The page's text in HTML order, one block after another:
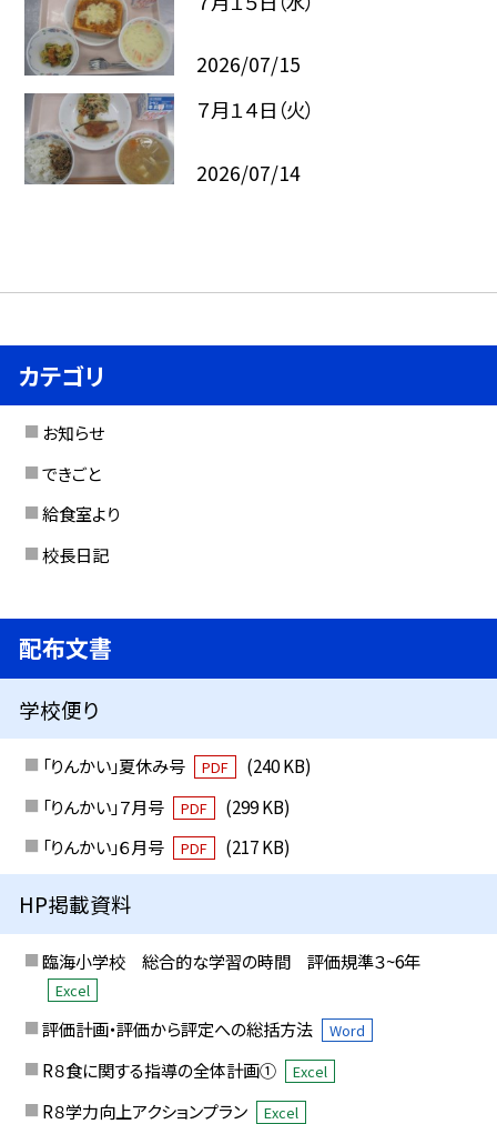
2026/07/15
７月１４日（火）
2026/07/14
カテゴリ
お知らせ
できごと
給食室より
校長日記
配布文書
学校便り
「りんかい」夏休み号 PDF
(240 KB)
「りんかい」７月号
PDF
(299 KB)
「りんかい」６月号
PDF (217 KB)
HP掲載資料
臨海小学校 総合的な学習の時間 評価規準３~6年
Excel
評価計画・評価から評定への総括方法 Word
R８食に関する指導の全体計画① Excel
R８学力向上アクションプラン Excel